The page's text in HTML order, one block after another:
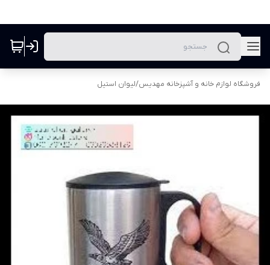
فروشگاه لوازم خانه و آشپزخانه مهدیس/لیوان استیل